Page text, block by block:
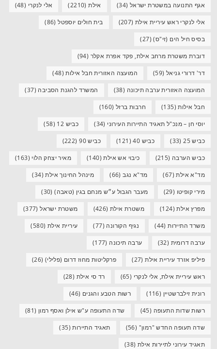
אגף התנועה במשטרת ישראל (34) אילת(2210) אלי לנקרי (48)
אלי לנקרי ראש עיריית אילת (207) בית חולים יוספטל(86)
בסיס חיל הים (זי"ס)(27)
דוברת משטרת מרחב אילת, פקד אפרת אקלר (94)
דר' דרורי גניאל (59) המועצה האזורית חבל אילות(48)
המועצה האזורית ערבה תיכונה (38) המשרד להגנת הסביבה (37)
חבל אילות(135) חרבות ברזל (160)
יוסי חן – מנכ"ל תאגיד התיירות העירוני (34) כביש 12 (58)
כביש 25 (33) כביש 40 (121) כביש 90 (222)
כביש הערבה (215) כיבוי אש אילת(140) מאיר יצחק הלוי (163)
מד"א אילת(67) מד"א נגב(66) מינהל החינוך אילת(34)
מירי קופיטו (29) מעבר הגבול ע״ש מנחם בגין (טאבה)(30)
מפרץ אילת(124) משטרת אילת (426) משטרת ישראל(377)
משרד התיירות(44) נגיף הקורונה (77) עיריית אילת (580)
ערבה דרומית (32) ערבה תיכונה (177)
פיליפ אזרד עיריית אילת(27) פרקליטות מחוז דרום (פלילי) (26)
ראש עיריית אילת, אלי לנקרי (65) רד סי אילת (28)
רונית זילברשטיין (116) רשות הטבע והגנים (46)
רשות שדות התעופה (45) שדה התעופה ע"ש אילן ואסף רמון (81)
שדה תעופה החדש "רמון" (56) תאגיד התיירות(35)
תאגיד עירוני לתיירות אילת (38)